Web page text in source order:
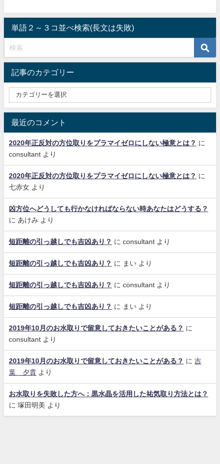
単語２～３コ並べ検索(長文は失敗)
記事のカテゴリー
最近のコメント
2020年正反対の方位取りをプラマイゼロにしない極意とは？ に
consultant より
2020年正反対の方位取りをプラマイゼロにしない極意とは？ に
七赤女 より
凶方位へどうしても行かなければならない時あなたはどうする？
に あけみ より
短距離の引っ越しでも吉凶あり？ に consultant より
短距離の引っ越しでも吉凶あり？ に まい より
短距離の引っ越しでも吉凶あり？ に consultant より
短距離の引っ越しでも吉凶あり？ に まい より
2019年10月のお水取りで留意しておきたいことがある？ に
consultant より
2019年10月のお水取りで留意しておきたいことがある？ に 吉
葉 夕貴 より
お水取りを失敗した方へ：黒水晶を活用した祐気取り方法とは？
に 塚田明美 より